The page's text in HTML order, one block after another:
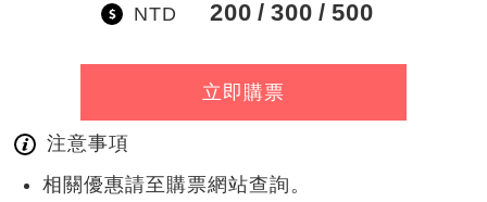
NTD 200 300 500
立即購票
注意事項
相關優惠請至購票網站查詢。